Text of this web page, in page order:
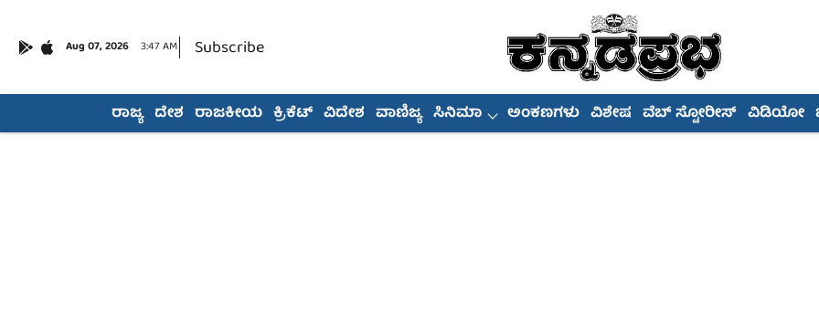
Aug 07, 2026 3:47 AM Subscribe
ರಾಜ್ಯ ದೇಶ ರಾಜಕೀಯ ಕ್ರಿಕೆಟ್ ವಿದೇಶ ವಾಣಿಜ್ಯ ಸಿನಿಮಾ ಅಂಕಣಗಳು ವಿಶೇಷ ವೆಬ್ ಸ್ಟೋರೀಸ್ ವಿಡಿಯೋ